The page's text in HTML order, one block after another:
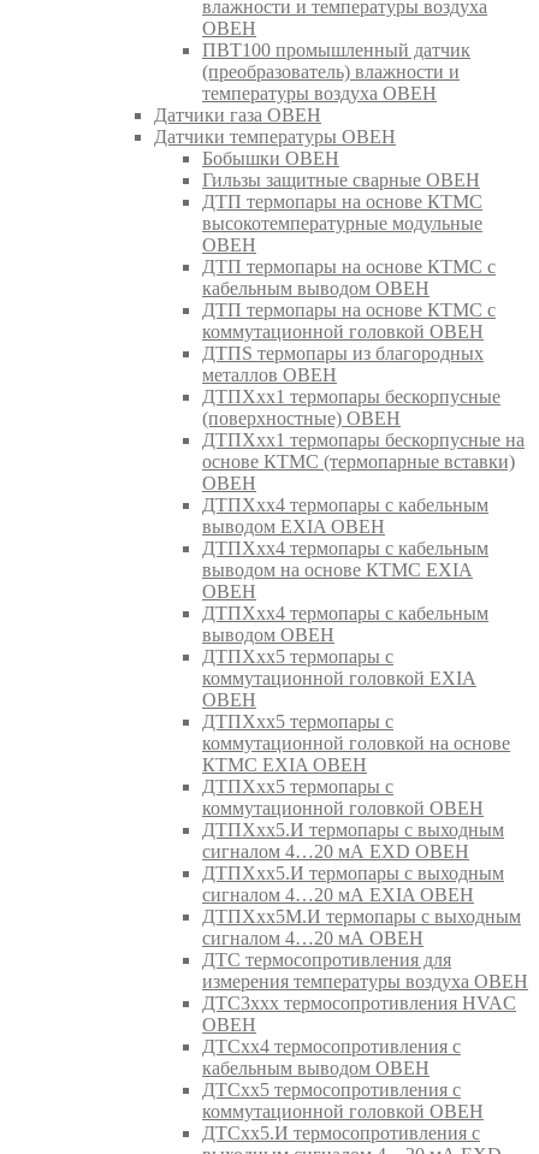
влажности и температуры воздуха
ОВЕН
ПВТ100 промышленный датчик
(преобразователь) влажности и
температуры воздуха ОВЕН
Датчики газа ОВЕН
Датчики температуры ОВЕН
Бобышки ОВЕН
Гильзы защитные сварные ОВЕН
ДТП термопары на основе КТМС
высокотемпературные модульные
ОВЕН
ДТП термопары на основе КТМС с
кабельным выводом ОВЕН
ДТП термопары на основе КТМС с
коммутационной головкой ОВЕН
ДТПS термопары из благородных
металлов ОВЕН
ДТПХхх1 термопары бескорпусные
(поверхностные) ОВЕН
ДТПХхх1 термопары бескорпусные на
основе КТМС (термопарные вставки)
ОВЕН
ДТПХхх4 термопары с кабельным
выводом EXIA ОВЕН
ДТПХхх4 термопары с кабельным
выводом на основе КТМС EXIA
ОВЕН
ДТПХхх4 термопары с кабельным
выводом ОВЕН
ДТПХхх5 термопары с
коммутационной головкой EXIA
ОВЕН
ДТПХхх5 термопары с
коммутационной головкой на основе
КТМС EXIA ОВЕН
ДТПХхх5 термопары с
коммутационной головкой ОВЕН
ДТПХхх5.И термопары с выходным
сигналом 4…20 мА EXD ОВЕН
ДТПХхх5.И термопары с выходным
сигналом 4…20 мА EXIA ОВЕН
ДТПХхх5М.И термопары с выходным
сигналом 4…20 мА ОВЕН
ДТС термосопротивления для
измерения температуры воздуха ОВЕН
ДТС3ххх термосопротивления HVAC
ОВЕН
ДТСхх4 термосопротивления с
кабельным выводом ОВЕН
ДТСхх5 термосопротивления с
коммутационной головкой ОВЕН
ДТСхх5.И термосопротивления с